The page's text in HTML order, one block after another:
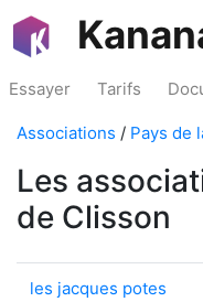
Essayer Tarifs
Associations / Pays de
Les
de Clisson
les jacques potes